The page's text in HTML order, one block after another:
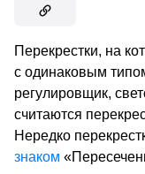
Перекрестки, на
с одинаковым
регулировщик,
считаются
Нередко
знаком